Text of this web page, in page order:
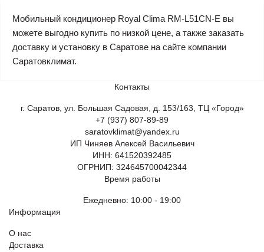
Мобильный кондиционер Royal Clima RM-L51CN-E вы
можете выгодно купить по низкой цене, а также заказать
доставку и установку в Саратове на сайте компании
Саратовклимат.
Контакты
г. Саратов, ул. Большая Садовая, д. 153/163, ТЦ «Город»
+7 (937) 807-89-89
saratovklimat@yandex.ru
ИП Чиняев Алексей Васильевич
ИНН: 641520392485
ОГРНИП: 324645700042344
Время работы
Ежедневно: 10:00 - 19:00
Информация
О нас
Доставка